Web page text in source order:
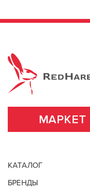
МАРКЕТ
КАТАЛОГ
БРЕНДЫ